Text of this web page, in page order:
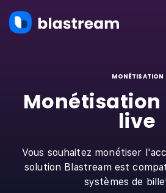
MONÉTISATION
Monétisation
live
Vous souhaitez monétiser
solution Blastream est
systèmes de